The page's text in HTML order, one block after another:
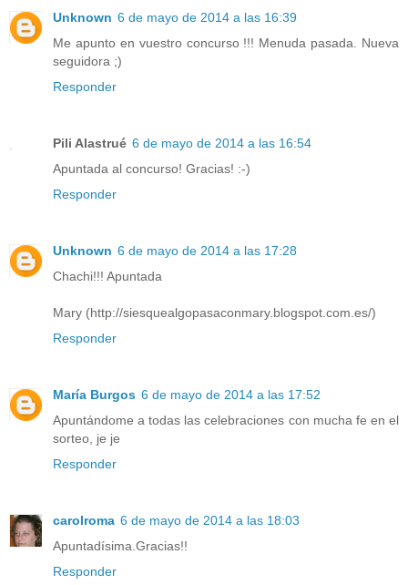
Unknown 6 de mayo de 2014 a las 16:39
Me apunto en vuestro concurso !!! Menuda pasada. Nueva
seguidora ;)
Responder
Pili Alastrué 6 de mayo de 2014 a las 16:54
Apuntada al concurso! Gracias! :-)
Responder
Unknown 6 de mayo de 2014 a las 17:28
Chachi!!! Apuntada
Mary (http://siesquealgopasaconmary.blogspot.com.es/)
Responder
María Burgos 6 de mayo de 2014 a las 17:52
Apuntándome a todas las celebraciones con mucha fe en el
sorteo, je je
Responder
carolroma 6 de mayo de 2014 a las 18:03
Apuntadísima.Gracias!!
Responder